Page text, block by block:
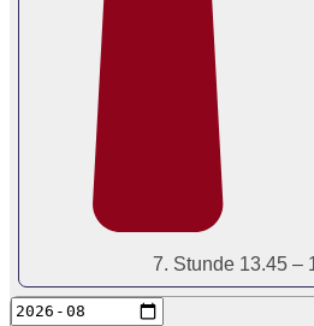
7. Stunde 13.45 –